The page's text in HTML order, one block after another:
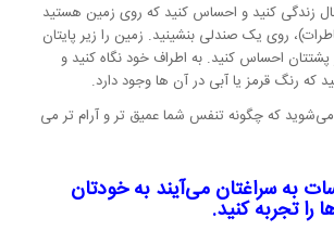
زندگی کنید و احساس کنید که روی زمین هستید
روی یک صندلی بنشینید. زمین را زیر پایتان
احساس کنید. به اطراف خود نگاه کنید و
که رنگ قرمز یا آبی در آن ها وجود دارد.
که چگونه تنفس شما عمیق تر و آرام تر می
به سراغتان می‌آیند به خودتان
را تجربه کنید.